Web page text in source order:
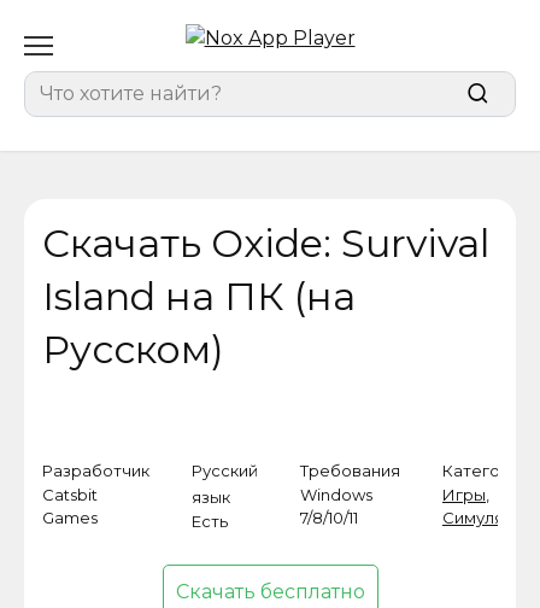
содержанию
for:
Скачать Oxide: Survival
Island на ПК (на
Русском)
Разработчик
Catsbit
Games
Русский
язык
Есть
Требования
Windows
7/8/10/11
Категория
Игры
Скачать бесплатно